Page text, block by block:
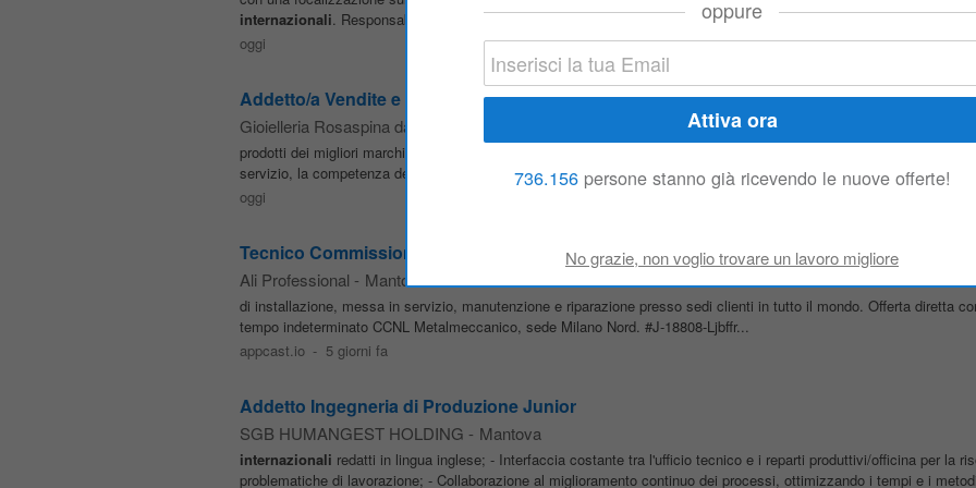
internazionali. Responsabilita inserimento ordine a gestionale monitoraggio dell'andamento della commessa follow
oggi
Addetto/a Vendite e Gestione Laboratorio - Gioielleria Rosaspina
Gioielleria Rosaspina dal 1939
prodotti dei migliori marchi
e un servizio di assistenza altamente qualificato. L'azienda si distingue
servizio, la competenza del proprio team e l'attenzione al cliente, accompagnandolo dalla scelta del prodotto fino...
oggi
Tecnico Commissioning HVAC Internazionale – Trasferte
Ali Professional - Mantova
di installazione, messa in servizio, manutenzione e riparazione presso sedi clienti in tutto il mondo. Offerta diretta
tempo indeterminato CCNL Metalmeccanico, sede Milano Nord. #J-18808-Ljbffr...
appcast.io - 5 giorni fa
Addetto Ingegneria di Produzione Junior
SGB HUMANGEST HOLDING - Mantova
internazionali redatti in lingua inglese; - Interfaccia costante tra l'ufficio tecnico e i reparti produttivi/officina per la
problematiche di lavorazione; - Collaborazione al miglioramento continuo dei processi, ottimizzando i tempi e i
oppure
736.156persone stanno già ricevendo le nuove offerte!